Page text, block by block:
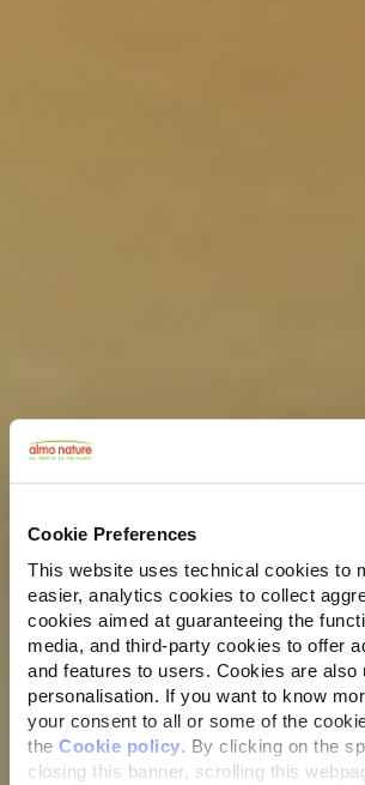
Cookie Preferences
This website uses technical cookies to
easier, analytics cookies to collect
cookies aimed at guaranteeing the
media, and third-party cookies to offer
and features to users. Cookies are also
personalisation. If you want to know
your consent to all or some of the
the Cookie policy. By clicking on the
closing this banner, scrolling this